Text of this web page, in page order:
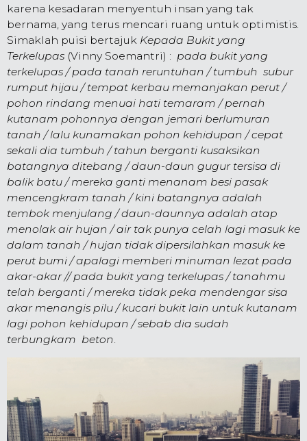
karena kesadaran menyentuh insan yang tak
bernama, yang terus mencari ruang untuk optimistis.
Simaklah puisi bertajuk Kepada Bukit yang
Terkelupas (Vinny Soemantri) : pada bukit yang
terkelupas / pada tanah reruntuhan / tumbuh subur
rumput hijau / tempat kerbau memanjakan perut /
pohon rindang menuai hati temaram / pernah
kutanam pohonnya dengan jemari berlumuran
tanah / lalu kunamakan pohon kehidupan / cepat
sekali dia tumbuh / tahun berganti kusaksikan
batangnya ditebang / daun-daun gugur tersisa di
balik batu / mereka ganti menanam besi pasak
mencengkram tanah / kini batangnya adalah
tembok menjulang / daun-daunnya adalah atap
menolak air hujan / air tak punya celah lagi masuk ke
dalam tanah / hujan tidak dipersilahkan masuk ke
perut bumi / apalagi memberi minuman lezat pada
akar-akar // pada bukit yang terkelupas / tanahmu
telah berganti / mereka tidak peka mendengar sisa
akar menangis pilu / kucari bukit lain untuk kutanam
lagi pohon kehidupan / sebab dia sudah
terbungkam beton